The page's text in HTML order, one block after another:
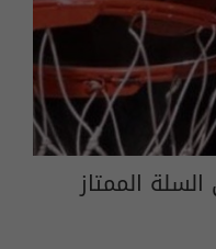
الممتاز